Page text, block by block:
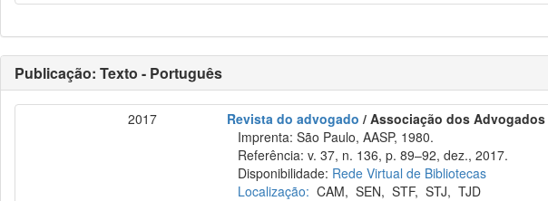
Publicação: Texto - Português
2017 Revista do advogado / Associação dos Advogados
Imprenta: São Paulo, AASP, 1980.
Referência: v. 37, n. 136, p. 89–92, dez., 2017.
Disponibilidade: Rede Virtual de Bibliotecas
Localização: CAM,SEN,STF,STJ,TJD